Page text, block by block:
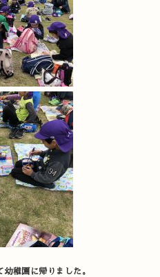
稚園に帰りました。